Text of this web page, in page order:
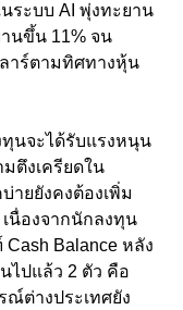
ระบบ AI พุ่งทะยาน
นขึ้น 11% จน
าร์ตามทิศทางหุ้น
ทุนจะได้รับแรงหนุน
ตึงเครียดใน
ายยังคงต้องเพิ่ม
นื่องจากนักลงทุน
Balance หลัง
ไปแล้ว 2 ตัว คือ
ณ์ต่างประเทศยัง